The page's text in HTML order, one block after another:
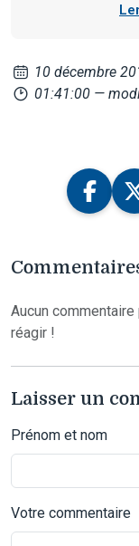
10 décembre
01:41:00 —
Aucun
réagir !
Laisser un
Prénom et nom
Votre commentaire